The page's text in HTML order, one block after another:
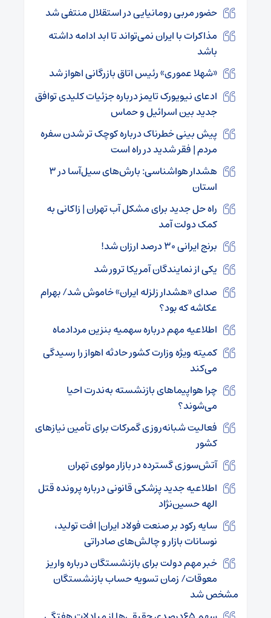
حضور مربی رومانیایی در استقلال منتفی شد
مذاکرات با ایران نمی‌تواند تا ابد ادامه داشته
باشد
«شهلا عموری» رئیس اتاق بازرگانی اهواز شد
ادعای نیویورک تایمز درباره جزئیات کلیدی توافق
جدید بین اسرائیل و حماس
پیش بینی خطرناک درباره کوچک تر شدن سفره
مردم | فقر شدید در راه است
هشدار هواشناسی: بارش‌های سیل‌آسا در ۳
استان
راه‌ حل جدید برای مشکل آب تهران | زاکانی به
کمک دولت آمد
برنج ایرانی ۳۰ درصد ارزان شد!
یکی از نمایندگان آمریکا ترور شد
صدای «هشدار زلزله ایران» خاموش شد/ بهرام
عکاشه که بود؟
اطلاعیه مهم درباره سهمیه بنزین مردادماه
کمیته ویژه وزارت کشور حادثه اهواز را رسیدگی
می‌کند
چرا هواپیماهای بازنشسته به‌ندرت احیا
می‌شوند؟
فعالیت شبانه‌روزی گمرکات برای تأمین نیازهای
کشور
آتش‌سوزی گسترده در بازار مولوی تهران
اطلاعیه جدید پزشکی قانونی درباره پرونده قتل
الهه حسین‌نژاد
سایه رکود بر صنعت فولاد ایران| افت تولید،
نوسانات بازار و چالش‌های صادراتی
خبر مهم دولت برای بازنشستگان درباره واریز
معوقات/ زمان تسویه حساب بازنشستگان
مشخص شد